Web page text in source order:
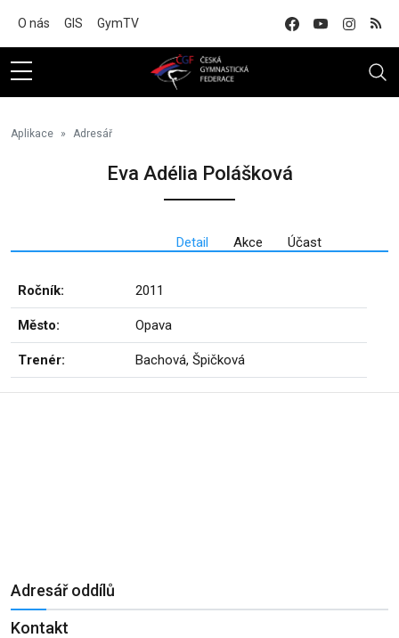
O nás GIS GymTV
Aplikace Adresář
Eva Adélia Polášková
Detail Akce Účast
Ročník: 2011
Město: Opava
Trenér: Bachová, Špičková
Adresář oddílů
Kontakt